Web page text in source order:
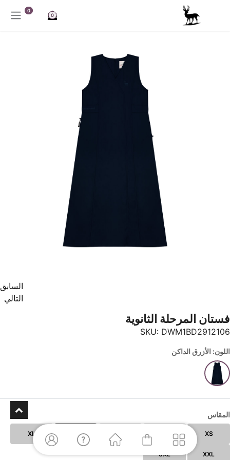
تخطي للذهاب إلى المحتوى
0
0
السابق
التالي
فستان المرحلة الثانوية
SKU: DWM1BD2912106
اللون: الأزرق الداكن
المقاس
XS
M
XL
XXL
3XL